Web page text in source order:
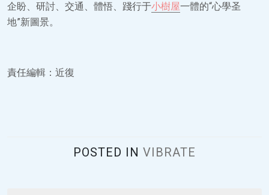
企盼、研討、交通、體悟、踐行于小樹屋一體的“心學圣
地”新圖景。
責任編輯：近復
POSTED IN VIBRATE